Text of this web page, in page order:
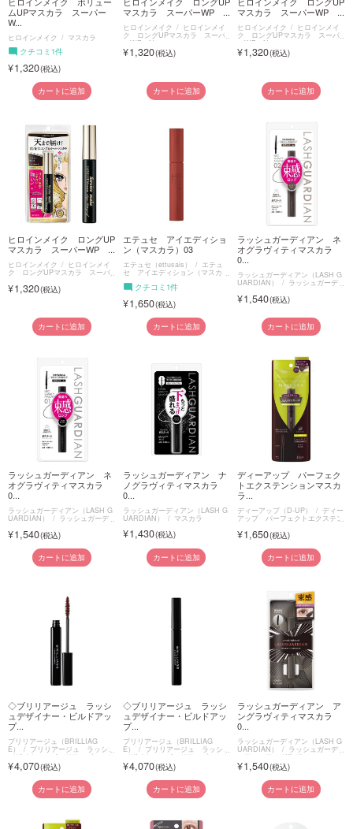
ムUPマスカラ スーパー
W...
ヒロインメイク マスカラ
クチコミ1件
1,320
カートに追加
マスカラ スーパーWP ...
ヒロインメイク ヒロインメイ
ク ロングUPマスカラ スーパ
ーWP N
1,320
カートに追加
マスカラ スーパーWP ...
ヒロインメイク ヒロインメイ
ク ロングUPマスカラ スーパ
ーWP N
1,320
カートに追加
ヒロインメイク ロングUP
マスカラ スーパーWP ...
ヒロインメイク ヒロインメイ
ク ロングUPマスカラ スーパ
1,320
カートに追加
エテュセ アイエディショ
ン（マスカラ）03
エテュセ（ettusais） エテュ
セ アイエディション（マスカ
クチコミ1件
1,650
カートに追加
ラッシュガーディアン ネ
オグラヴィティマスカラ
0...
ラッシュガーディアン（LASH G
UARDIAN） ラッシュガーデ
ラ1,540
カートに追加
ラッシュガーディアン ネ
オグラヴィティマスカラ
0...
ラッシュガーディアン（LASH G
UARDIAN） ラッシュガーデ
ラ1,540
カートに追加
ラッシュガーディアン ナ
ノグラヴィティマスカラ
0...
ラッシュガーディアン（LASH G
UARDIAN） マスカラ
1,430
カートに追加
ディーアップ パーフェク
トエクステンションマスカ
ラ...
ディーアップ（D-UP） ディー
アップ パーフェクトエクステン
1,650
カートに追加
◇ブリリアージュ ラッシ
ュデザイナー・ビルドアッ
プ...
ブリリアージュ（BRILLIAG
E） ブリリアージュ ラッシュ
デザイナー・ビルドアップマスカ
ラボリュームロング
4,070
カートに追加
◇ブリリアージュ ラッシ
ュデザイナー・ビルドアッ
プ...
ブリリアージュ（BRILLIAG
E） ブリリアージュ ラッシュ
デザイナー・ビルドアップマスカ
ラボリュームロング
4,070
カートに追加
ラッシュガーディアン ア
ングラヴィティマスカラ
0...
ラッシュガーディアン（LASH G
UARDIAN） ラッシュガーデ
ィアン アングラヴィティマスカ
ラ1,540
カートに追加